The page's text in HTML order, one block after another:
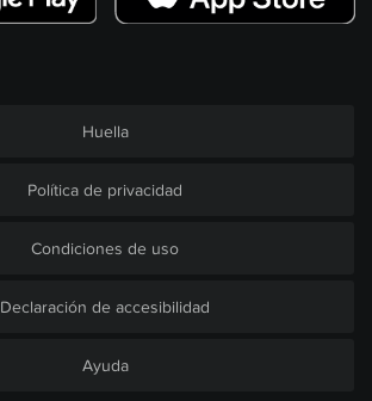
Huella
Política de privacidad
Condiciones de uso
Declaración de accesibilidad
Ayuda